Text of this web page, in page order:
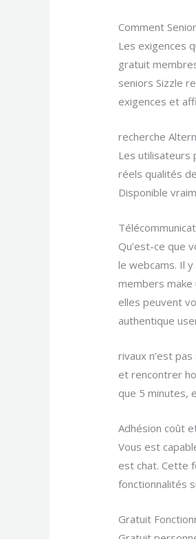
Comment
Les exigences
gratuit
seniors Sizzle
exigences et
recherche
Les utilisateurs
réels qualités
Disponible
Qu’est-ce que
le webcams. Il
members
elles peuvent
authentique
rivaux n’est
et rencontrer
que 5 minutes,
Adhésion coût
Vous est
est chat. Cette
fonctionnalités
Gratuit